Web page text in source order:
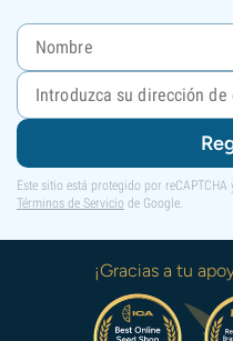
Este sitio está protegido por reCAPTCHA
Términos de Servicio de Google.
¡Gracias a tu